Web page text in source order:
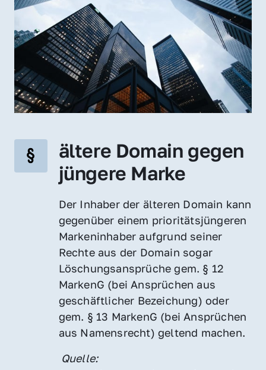
ältere Domain gegen
jüngere Marke
Der Inhaber der älteren Domain kann
gegenüber einem prioritätsjüngeren
Markeninhaber aufgrund seiner
Rechte aus der Domain sogar
Löschungsansprüche gem. § 12
MarkenG (bei Ansprüchen aus
geschäftlicher Bezeichung) oder
gem. § 13 MarkenG (bei Ansprüchen
aus Namensrecht) geltend machen.